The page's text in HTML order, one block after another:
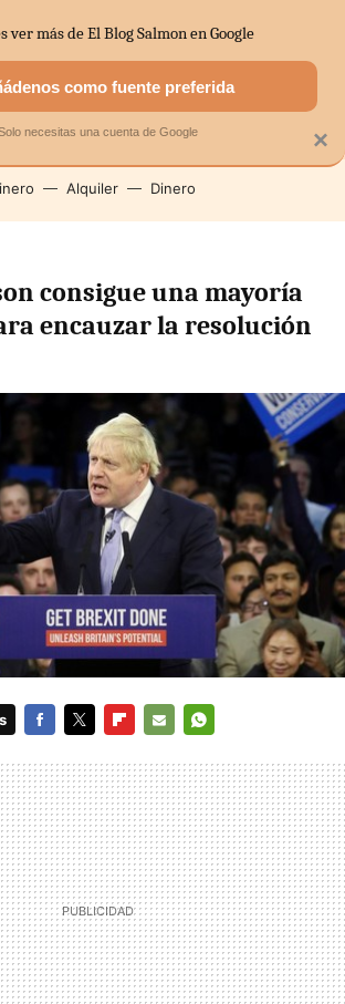
DOMÉSTICA MERCADOS
DE Alquiler Dinero
consigue una mayoría
encauzar la resolución
MAIL
×
ver más de El Blog Salmon en Google
como fuente preferida
necesitas una cuenta de Google